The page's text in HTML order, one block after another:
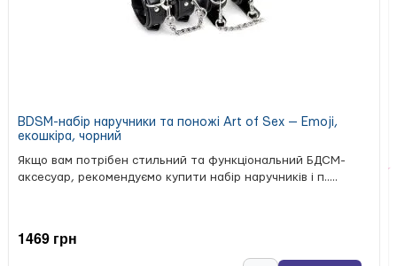
BDSM-набір наручники та поножі Art of Sex — Emoji,
екошкіра, чорний
Якщо вам потрібен стильний та функціональний БДСМ-
аксесуар, рекомендуємо купити набір наручників і п.....
1469 грн